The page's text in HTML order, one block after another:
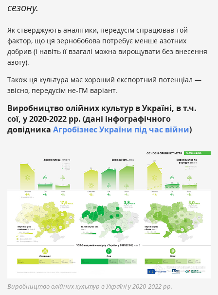
сезону.
Як стверджують аналітики, передусім спрацював той
фактор, що ця зернобобова потребує менше азотних
добрив (і навіть її взагалі можна вирощувати без внесення
азоту).
Також ця культура має хороший експортний потенціал —
звісно, передусім не-ГМ варіант.
Виробництво олійних культур в Україні, в т.ч.
сої, у 2020-2022 рр. (дані інфографічного
довідника Агробізнес України під час війни)
Виробництво олійних культур в Україні у 2020-2022 рр.